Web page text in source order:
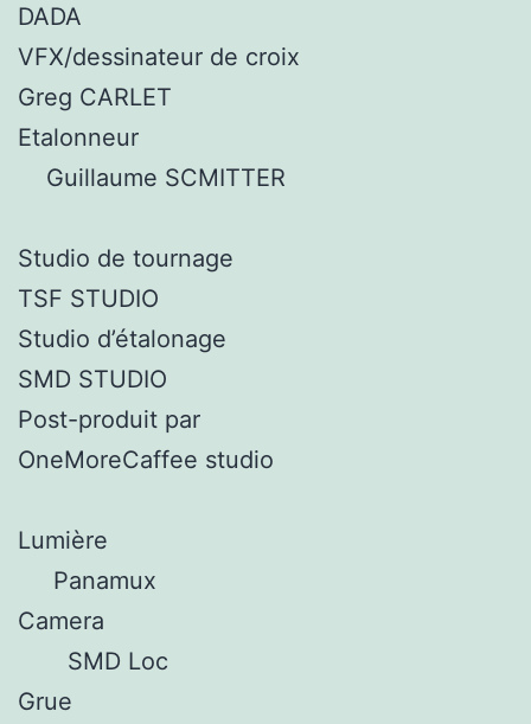
DADA
VFX/dessinateur de croix
Greg CARLET
Etalonneur
Guillaume SCMITTER
Studio de tournage
TSF STUDIO
Studio d’étalonage
SMD STUDIO
Post-produit par
OneMoreCaffee studio
Lumière
Panamux
Camera
SMD Loc
Grue